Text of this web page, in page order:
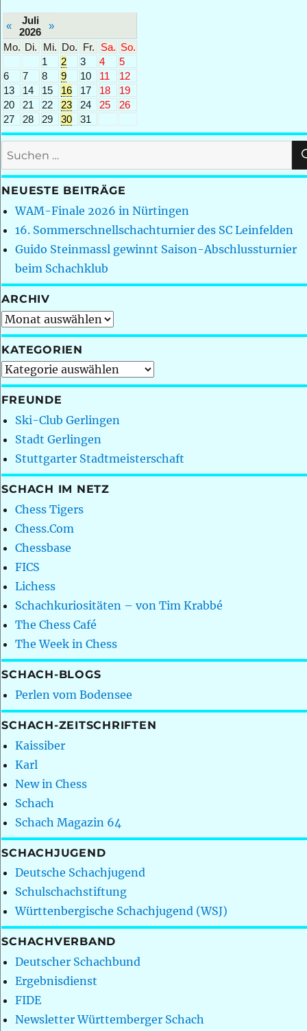
«
Juli
2026
»
Mo. Di. Mi. Do. Fr. Sa. So.
1
2 3 4
5
6
7 8 9 10 11
12
13
14 15 16 17 18
19
20
21 22 23 24 25
26
27
28 29 30 31
Suchen
nach:
NEUESTE BEITRÄGE
WAM-Finale 2026 in Nürtingen
16. Sommerschnellschachturnier des SC Leinfelden
Guido Steinmassl gewinnt Saison-Abschlussturnier
beim Schachklub
ARCHIV
Archiv
KATEGORIEN
Kategorien
FREUNDE
Ski-Club Gerlingen
Stadt Gerlingen
Stuttgarter Stadtmeisterschaft
SCHACH IM NETZ
Chess Tigers
Chess.Com
Chessbase
FICS
Lichess
Schachkuriositäten – von Tim Krabbé
The Chess Café
The Week in Chess
SCHACH-BLOGS
Perlen vom Bodensee
SCHACH-ZEITSCHRIFTEN
Kaissiber
Karl
New in Chess
Schach
Schach Magazin 64
SCHACHJUGEND
Deutsche Schachjugend
Schulschachstiftung
Württenbergische Schachjugend (WSJ)
SCHACHVERBAND
Deutscher Schachbund
Ergebnisdienst
FIDE
Newsletter Württemberger Schach